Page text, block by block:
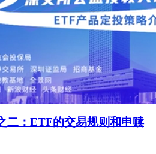
二：ETF的交易规则和申赎